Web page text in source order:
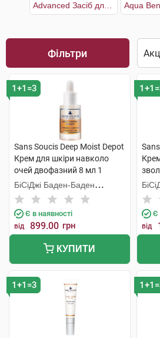
Фільтри
1+1=3
Sans Soucis Deep Moist Depot
Крем для шкіри навколо
очей двофазний 8 мл 1
флакон
БіСіДжі Баден-Баден
Косметікс Груп Гмбх
Є в наявності
від 899.00 грн
КУПИТИ
Є
від
1+1=3